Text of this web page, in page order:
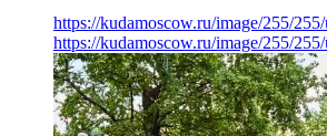
https://kudamoscow.ru/image/255/
https://kudamoscow.ru/image/255/